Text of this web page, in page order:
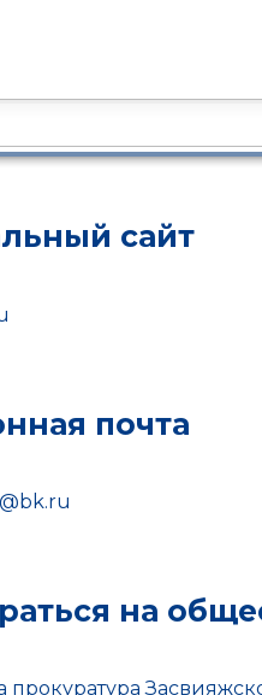
сайт
почта
на
прокуратура